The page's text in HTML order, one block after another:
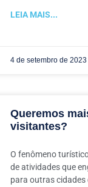
LEIA MAIS...
4 de setembro de 2023
Queremos
visitantes?
O fenômeno
de atividades que
para outras cidades